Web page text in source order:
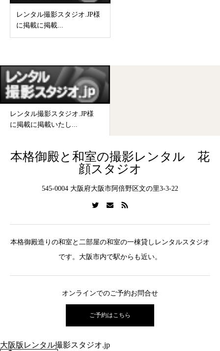
レンタル撮影スタジオ.JP様
に掲載に掲載...
レンタル撮影スタジオ.JP様
に掲載に掲載いたし...
本格御殿と和室の撮影レンタル 花
顔スタジオ
545-0004 大阪府大阪市阿倍野区文の里3-3-22
本格御殿造りの和室と二部屋の和室の一棟貸しレンタルスタジオ
です。大阪市内で駅からも近い。
オンラインでのご予約お問合せ
ご予約はこちら
大阪版レンタル撮影スタジオ.jp